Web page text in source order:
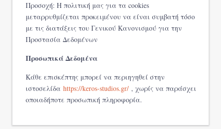
Προσοχή: Η πολιτική μας για τα cookies
μεταρρυθμίζεται προκειμένου να είναι συμβατή τόσο
με τις διατάξεις του Γενικού Κανονισμού για την
Προστασία Δεδομένων
Προσωπικά Δεδομένα
Κάθε επισκέπτης μπορεί να περιηγηθεί στην
ιστοσελίδα https://keros-studios.gr/ , χωρίς να παράσχει
οποιαδήποτε προσωπική πληροφορία.